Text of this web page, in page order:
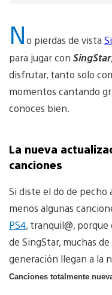
No pierdas de vista
para jugar con SingStar
disfrutar, tanto solo
momentos cantando
conoces bien.
La nueva
canciones
Si diste el do de pecho
menos algunas
PS4, tranquil@,
de SingStar, muchas
generación llegan a la
Canciones totalmente